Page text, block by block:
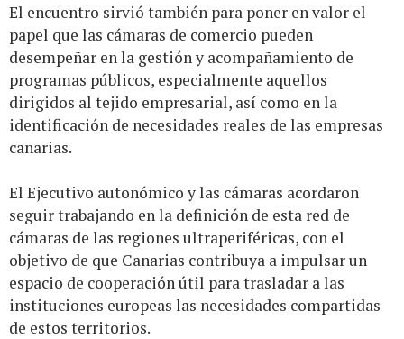
El encuentro sirvió también para poner en valor el
papel que las cámaras de comercio pueden
desempeñar en la gestión y acompañamiento de
programas públicos, especialmente aquellos
dirigidos al tejido empresarial, así como en la
identificación de necesidades reales de las empresas
canarias.
El Ejecutivo autonómico y las cámaras acordaron
seguir trabajando en la definición de esta red de
cámaras de las regiones ultraperiféricas, con el
objetivo de que Canarias contribuya a impulsar un
espacio de cooperación útil para trasladar a las
instituciones europeas las necesidades compartidas
de estos territorios.